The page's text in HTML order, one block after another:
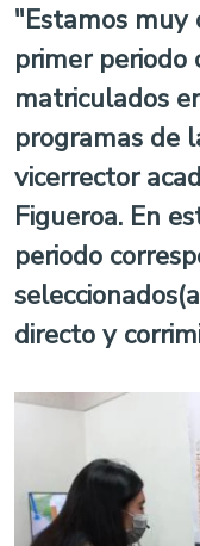
"Estamos muy
primer periodo
matriculados
programas de
vicerrector
Figueroa. En
periodo
directo y